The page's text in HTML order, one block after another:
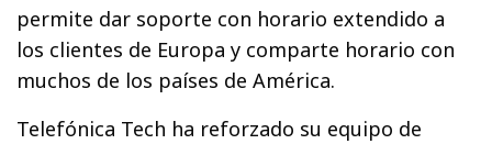
permite dar soporte con horario extendido a
los clientes de Europa y comparte horario con
muchos de los países de América.
Telefónica Tech ha reforzado su equipo de